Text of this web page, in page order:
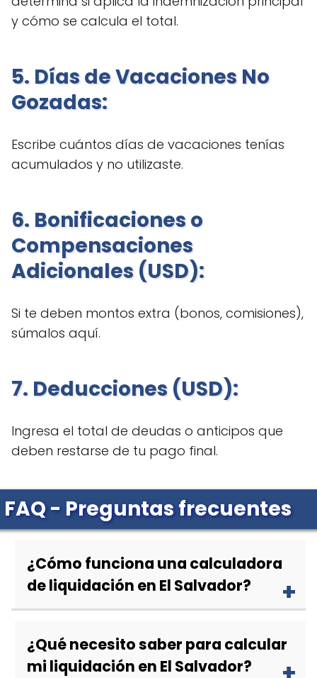
y cómo se calcula el total.
5. Días de Vacaciones No
Gozadas:
Escribe cuántos días de vacaciones tenías
acumulados y no utilizaste.
6. Bonificaciones o
Compensaciones
Adicionales (USD):
Si te deben montos extra (bonos, comisiones),
súmalos aquí.
7. Deducciones (USD):
Ingresa el total de deudas o anticipos que
deben restarse de tu pago final.
FAQ - Preguntas frecuentes
¿Cómo funciona una calculadora
de liquidación en El Salvador?
¿Qué necesito saber para calcular
mi liquidación en El Salvador?